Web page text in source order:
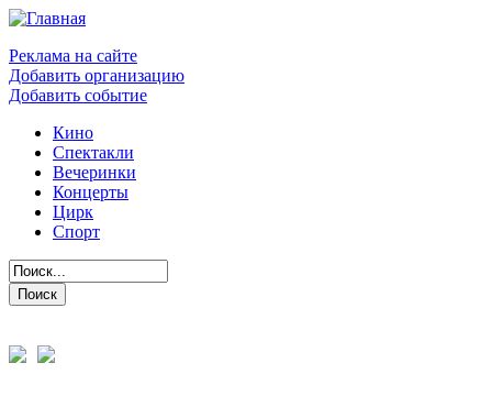
Реклама на сайте
Добавить организацию
Добавить событие
Кино
Спектакли
Вечеринки
Концерты
Цирк
Спорт